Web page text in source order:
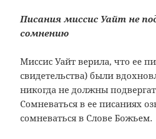
Писания миссис Уайт не
сомнению
Миссис Уайт верила, что ее
свидетельства) были
никогда не должны
Сомневаться в ее писаниях
сомневаться в Слове Божьем.